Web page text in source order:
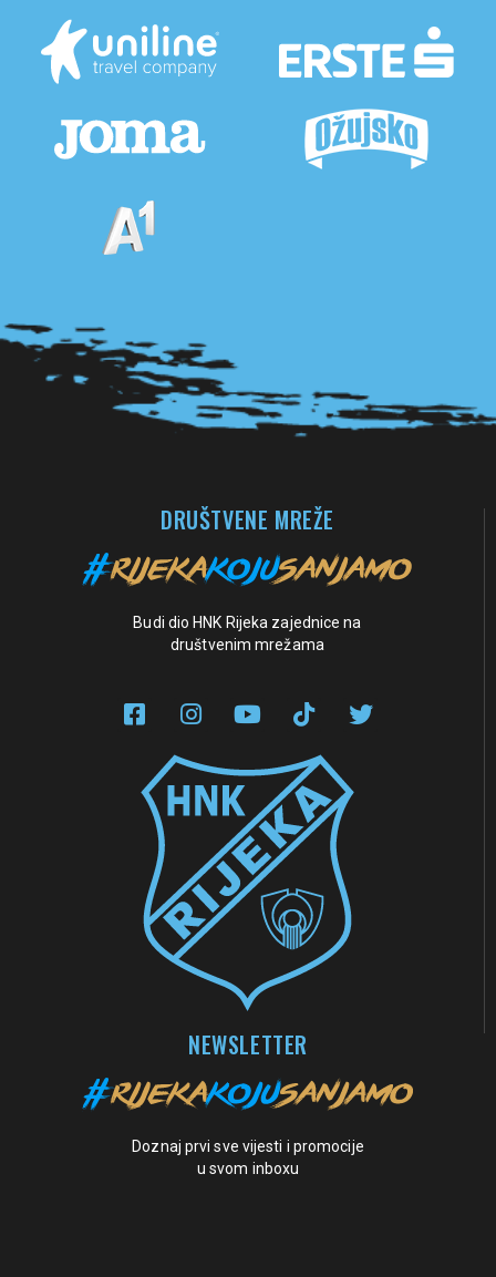
DRUŠTVENE MREŽE
Budi dio HNK Rijeka zajednice na
društvenim mrežama
NEWSLETTER
Doznaj prvi sve vijesti i promocije
u svom inboxu